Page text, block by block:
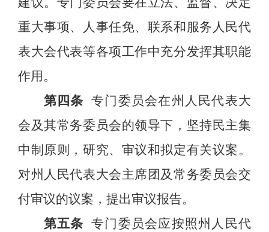
重大事项、人事任免、联系和服务人民代
表大会代表等各项工作中充分发挥其职能
作用。
第四条 专门委员会在州人民代表大
会及其常务委员会的领导下， 坚持民主集
中制原则， 研究、审议和拟定有关议案。
对州人民代表大会主席团及常务委员会交
付审议的议案，提出审议报告。
第五条 专门委员会应按照州人民代